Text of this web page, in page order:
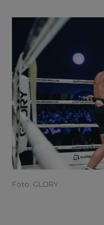
Foto: GLORY